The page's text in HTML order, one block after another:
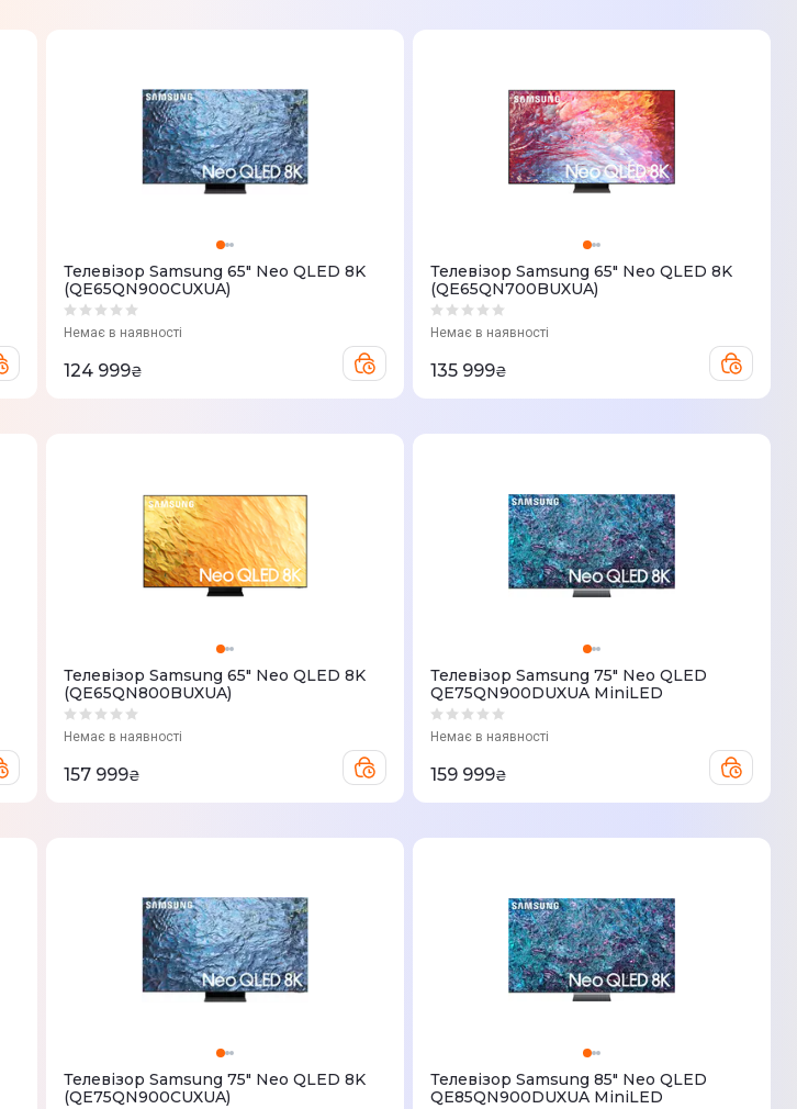
Телевізор Samsung 65" Neo QLED 8K
(QE65QN900CUXUA)
Немає в наявності
124 999₴
Телевізор Samsung 65" Neo QLED 8K
(QE65QN700BUXUA)
Немає в наявності
135 999₴
Телевізор Samsung 65" Neo QLED 8K
(QE65QN800BUXUA)
Немає в наявності
157 999₴
Телевізор Samsung 75" Neo QLED
QE75QN900DUXUA MiniLED
Немає в наявності
159 999₴
Телевізор Samsung 75" Neo QLED 8K
(QE75QN900CUXUA)
Телевізор Samsung 85" Neo QLED
QE85QN900DUXUA MiniLED